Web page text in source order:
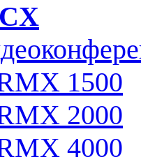
1500
2000
4000